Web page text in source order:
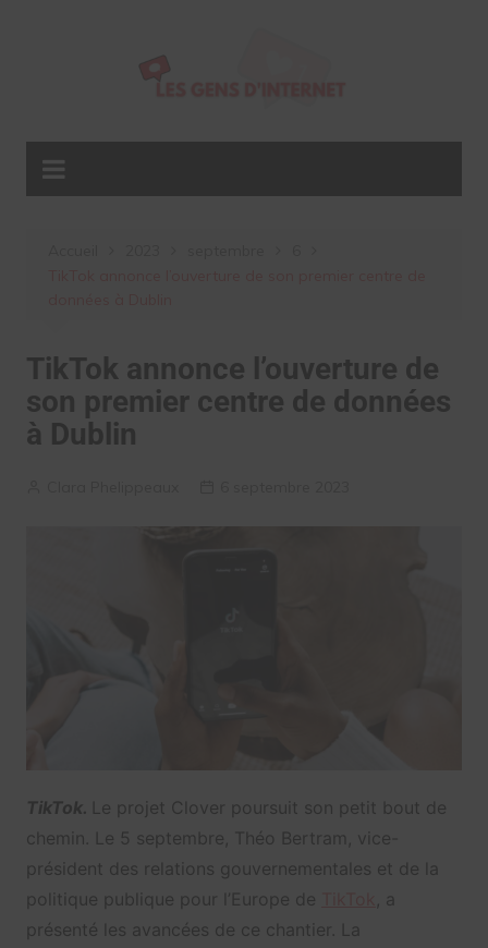
TikTok annonce l’ouverture de
son premier centre de données
à Dublin
TikTok. Le projet Clover poursuit son petit bout de
chemin. Le 5 septembre, Théo Bertram, vice-
président des relations gouvernementales et de la
politique publique pour l’Europe de
, a
présenté les avancées de ce chantier. La